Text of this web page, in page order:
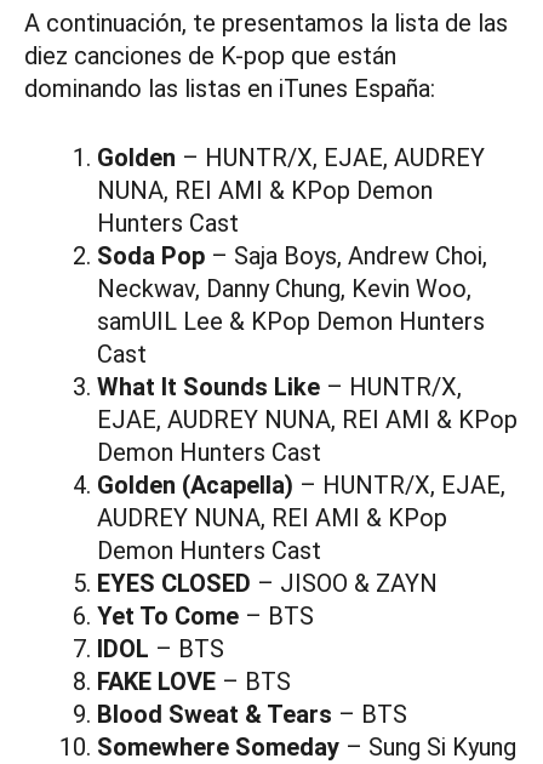
A continuación, te presentamos la lista de las
diez canciones de K-pop que están
dominando las listas en iTunes España:
Golden – HUNTR/X, EJAE, AUDREY
NUNA, REI AMI & KPop Demon
Hunters Cast
Soda Pop – Saja Boys, Andrew Choi,
Neckwav, Danny Chung, Kevin Woo,
samUIL Lee & KPop Demon Hunters
Cast
What It Sounds Like – HUNTR/X,
EJAE, AUDREY NUNA, REI AMI & KPop
Demon Hunters Cast
Golden (Acapella) – HUNTR/X, EJAE,
AUDREY NUNA, REI AMI & KPop
Demon Hunters Cast
EYES CLOSED – JISOO & ZAYN
Yet To Come – BTS
IDOL – BTS
FAKE LOVE – BTS
Blood Sweat & Tears – BTS
Somewhere Someday – Sung Si Kyung